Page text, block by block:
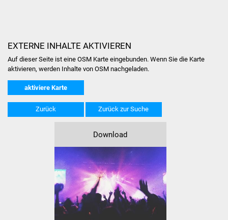
NETZMonitor
Gesundheit und Notfall
Pflege von Angehörigen
Hitzewarnung / UV-
Index
ÖPNV
Bürgerbus (MOBS)
EXTERNE INHALTE AKTIVIEREN
Auf dieser Seite ist eine OSM Karte eingebunden. Wenn Sie die Karte
aktivieren, werden Inhalte von OSM nachgeladen.
aktiviere Karte
Zurück Zurück zur Suche
Download